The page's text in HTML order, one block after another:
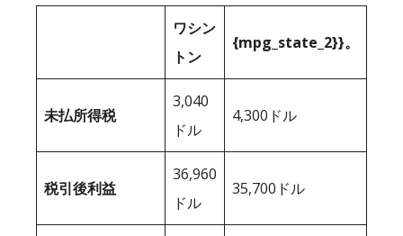
ワシン
トン
{mpg_state_2}}。
未払所得税
3,040
ドル
4,300ドル
税引後利益
36,960
ドル
35,700ドル